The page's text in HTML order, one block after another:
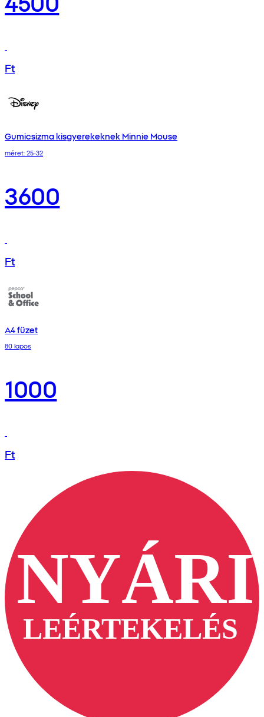
Ft
Gumicsizma kisgyerekeknek Minnie Mouse
méret: 25-32
3600
Ft
A4 füzet
80 lapos
1000
Ft